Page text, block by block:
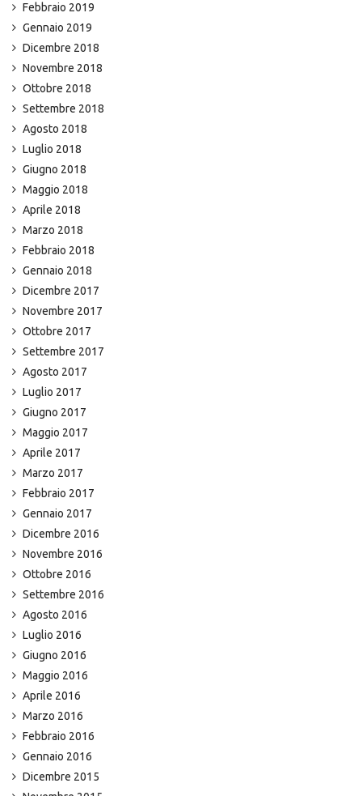
Febbraio 2019
Gennaio 2019
Dicembre 2018
Novembre 2018
Ottobre 2018
Settembre 2018
Agosto 2018
Luglio 2018
Giugno 2018
Maggio 2018
Aprile 2018
Marzo 2018
Febbraio 2018
Gennaio 2018
Dicembre 2017
Novembre 2017
Ottobre 2017
Settembre 2017
Agosto 2017
Luglio 2017
Giugno 2017
Maggio 2017
Aprile 2017
Marzo 2017
Febbraio 2017
Gennaio 2017
Dicembre 2016
Novembre 2016
Ottobre 2016
Settembre 2016
Agosto 2016
Luglio 2016
Giugno 2016
Maggio 2016
Aprile 2016
Marzo 2016
Febbraio 2016
Gennaio 2016
Dicembre 2015